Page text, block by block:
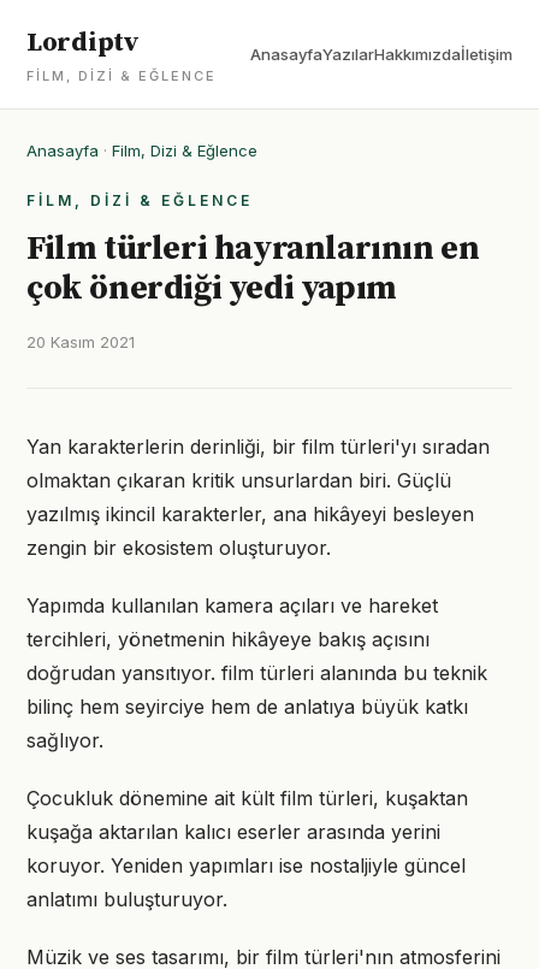
Lordiptv
FILM, DIZI & EĞLENCE
AnasayfaYazılarHakkımızdaİletişim
Anasayfa · Film, Dizi & Eğlence
FILM, DIZI & EĞLENCE
Film türleri hayranlarının en
çok önerdiği yedi yapım
20 Kasım 2021
Yan karakterlerin derinliği, bir film türleri'yı sıradan
olmaktan çıkaran kritik unsurlardan biri. Güçlü
yazılmış ikincil karakterler, ana hikâyeyi besleyen
zengin bir ekosistem oluşturuyor.
Yapımda kullanılan kamera açıları ve hareket
tercihleri, yönetmenin hikâyeye bakış açısını
doğrudan yansıtıyor. film türleri alanında bu teknik
bilinç hem seyirciye hem de anlatıya büyük katkı
sağlıyor.
Çocukluk dönemine ait kült film türleri, kuşaktan
kuşağa aktarılan kalıcı eserler arasında yerini
koruyor. Yeniden yapımları ise nostaljiyle güncel
anlatımı buluşturuyor.
Müzik ve ses tasarımı, bir film türleri'nın atmosferini